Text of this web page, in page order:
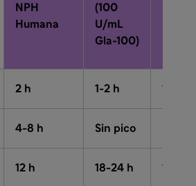
NPH
Humana
(100
U/mL
Gla-100)
2 h 1-2 h 1-2 h
4-8 h Sin pico
12 h 18-24 h 12-20